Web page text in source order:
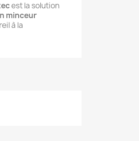
est la solution
minceur
à la